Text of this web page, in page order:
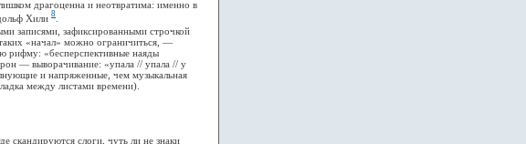
драгоценна и неотвратима: именно в
Хили 8
записями, зафиксированными строчкой
«начал» можно ограничиться, —
рифму: «бесперспективные наяды
— выворачивание: «упала // упала // у
и напряженные, чем музыкальная
между листами времени).
скандируются слоги, чуть ли не знаки